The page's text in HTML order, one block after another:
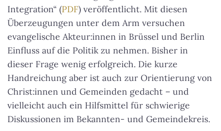
Integration“ (PDF) veröffentlicht. Mit diesen
Überzeugungen unter dem Arm versuchen
evangelische Akteur:innen in Brüssel und Berlin
Einfluss auf die Politik zu nehmen. Bisher in
dieser Frage wenig erfolgreich. Die kurze
Handreichung aber ist auch zur Orientierung von
Christ:innen und Gemeinden gedacht – und
vielleicht auch ein Hilfsmittel für schwierige
Diskussionen im Bekannten- und Gemeindekreis.